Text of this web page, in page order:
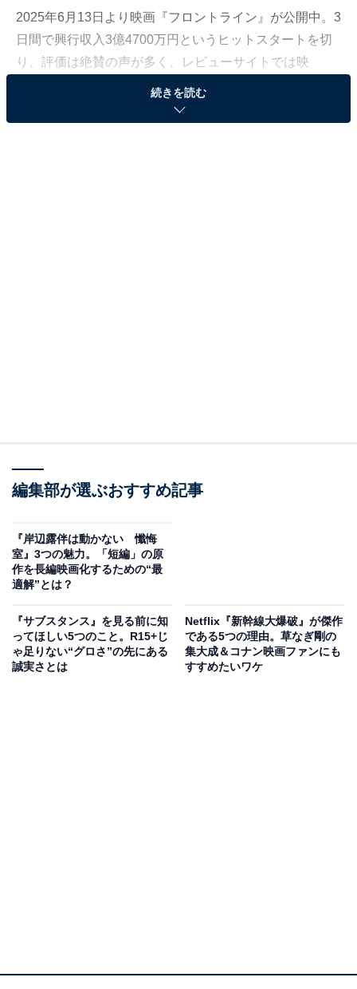
2025年6月13日より映画『フロントライン』が公開中。3
日間で興行収入3億4700万円というヒットスタートを切
り、評価は絶賛の声が多く、レビューサイトでは映
画.comで5点満点で4.2点、Filmarksでは4.1点というハイ
スコア（6月中旬現在）となっています。
『フロントライン』から『シン・ゴジラ』を連想した最
大の理由は、未曾有（みぞう）の事態に対しての人々の
いることです。
登場人物のほとんどは冷静に対処していながら、不安や
続きを読む
編集部が選ぶおすすめ記事
『岸辺露伴は動かない 懺悔
室』3つの魅力。「短編」の原
作を長編映画化するための“最
適解”とは？
『サブスタンス』を見る前に知
ってほしい5つのこと。R15+じ
ゃ足りない“グロさ”の先にある
誠実さとは
Netflix『新幹線大爆破』が傑作
である5つの理由。草なぎ剛の
集大成＆コナン映画ファンにも
すすめたいワケ